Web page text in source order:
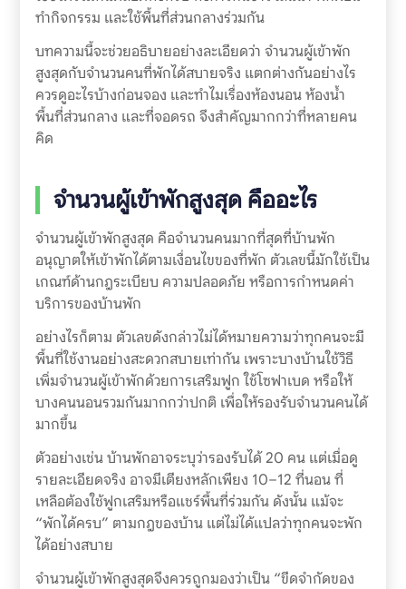
ทำกิจกรรม และใช้พื้นที่ส่วนกลางร่วมกัน
บทความนี้จะช่วยอธิบายอย่างละเอียดว่า จำนวนผู้เข้าพัก
สูงสุดกับจำนวนคนที่พักได้สบายจริง แตกต่างกันอย่างไร
ควรดูอะไรบ้างก่อนจอง และทำไมเรื่องห้องนอน ห้องน้ำ
พื้นที่ส่วนกลาง และที่จอดรถ จึงสำคัญมากกว่าที่หลายคน
คิด
จำนวนผู้เข้าพักสูงสุด คืออะไร
จำนวนผู้เข้าพักสูงสุด คือจำนวนคนมากที่สุดที่บ้านพัก
อนุญาตให้เข้าพักได้ตามเงื่อนไขของที่พัก ตัวเลขนี้มักใช้เป็น
เกณฑ์ด้านกฎระเบียบ ความปลอดภัย หรือการกำหนดค่า
บริการของบ้านพัก
อย่างไรก็ตาม ตัวเลขดังกล่าวไม่ได้หมายความว่าทุกคนจะมี
พื้นที่ใช้งานอย่างสะดวกสบายเท่ากัน เพราะบางบ้านใช้วิธี
เพิ่มจำนวนผู้เข้าพักด้วยการเสริมฟูก ใช้โซฟาเบด หรือให้
บางคนนอนรวมกันมากกว่าปกติ เพื่อให้รองรับจำนวนคนได้
มากขึ้น
ตัวอย่างเช่น บ้านพักอาจระบุว่ารองรับได้ 20 คน แต่เมื่อดู
รายละเอียดจริง อาจมีเตียงหลักเพียง 10–12 ที่นอน ที่
เหลือต้องใช้ฟูกเสริมหรือแชร์พื้นที่ร่วมกัน ดังนั้น แม้จะ
“พักได้ครบ” ตามกฎของบ้าน แต่ไม่ได้แปลว่าทุกคนจะพัก
ได้อย่างสบาย
จำนวนผู้เข้าพักสูงสุดจึงควรถูกมองว่าเป็น “ขีดจำกัดของ